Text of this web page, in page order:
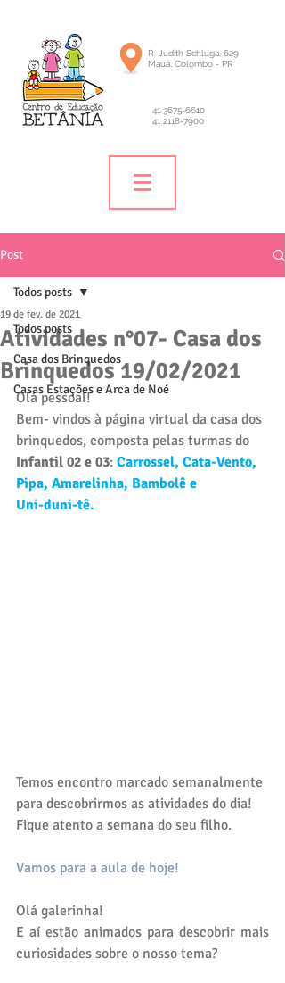
R. Judith Schluga, 629
Mauá, Colombo - PR
41 3675-6610
41 2118-7900
Post
Todos posts
Casa dos Brinquedos
Casas Estações e Arca de Noé
Todos posts
Atividades n°07- Casa dos
Brinquedos 19/02/2021
19 de fev. de 2021
Olá pessoal!
Bem- vindos à página virtual da casa dos
brinquedos, composta pelas turmas do
Infantil 02 e 03: Carrossel, Cata-Vento,
Pipa, Amarelinha, Bambolê e
Uni-duni-tê.
Temos encontro marcado semanalmente
para descobrirmos as atividades do dia!
Fique atento a semana do seu filho.
Vamos para a aula de hoje!
Olá galerinha!
E aí estão animados para descobrir mais
curiosidades sobre o nosso tema?